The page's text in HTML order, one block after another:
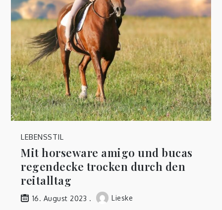
LEBENSSTIL
Mit horseware amigo und bucas
regendecke trocken durch den
reitalltag
16. August 2023 Lieske